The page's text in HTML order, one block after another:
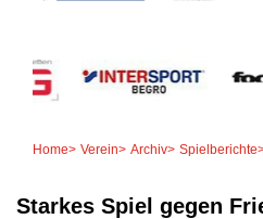
Home> Verein> Archiv> Spielberichte
Starkes Spiel gegen